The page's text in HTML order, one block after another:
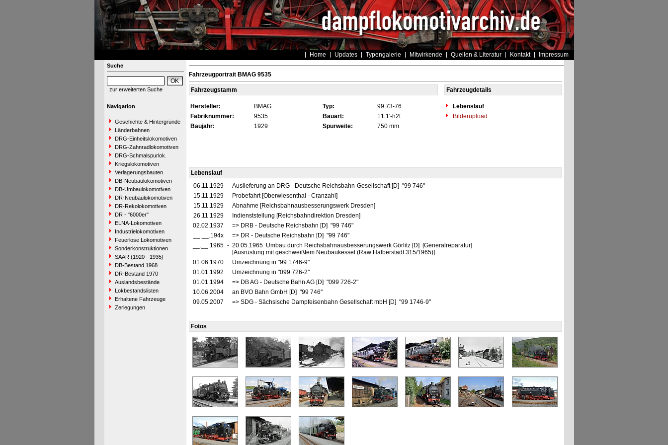
Home Updates Typengalerie Mitwirkende Quellen & Literatur Kontakt Impressum
Suche
zur erweiterten Suche
Navigation
Geschichte & Hintergründe
Länderbahnen
DRG-Einheitslokomotiven
DRG-Zahnradlokomotiven
DRG-Schmalspurlok.
Kriegslokomotiven
Verlagerungsbauten
DB-Neubaulokomotiven
DB-Umbaulokomotiven
DR-Neubaulokomotiven
DR-Rekolokomotiven
DR - "6000er"
ELNA-Lokomotiven
Industrielokomotiven
Feuerlose Lokomotiven
Sonderkonstruktionen
SAAR (1920 - 1935)
DB-Bestand 1968
DR-Bestand 1970
Auslandsbestände
Lokbestandslisten
Erhaltene Fahrzeuge
Zerlegungen
Fahrzeugportrait BMAG 9535
Fahrzeugstamm Fahrzeugdetails
Hersteller: BMAG Typ: 99.73-76
Lebenslauf
Fabriknummer:
9535 Bauart: 1'E1'-h2t
Bilderupload
Baujahr:
1929 Spurweite: 750 mm
Lebenslauf
06.11.1929
Auslieferung an DRG - Deutsche Reichsbahn-Gesellschaft [D] "99 746"
15.11.1929
Probefahrt [Oberwiesenthal - Cranzahl]
15.11.1929
Abnahme [Reichsbahnausbesserungswerk Dresden]
26.11.1929
Indienststellung [Reichsbahndirektion Dresden]
02.02.1937
=> DRB - Deutsche Reichsbahn [D] "99 746"
__.__.194x
=> DR - Deutsche Reichsbahn [D] "99 746"
__.__.1965 - 20.05.1965 Umbau durch Reichsbahnausbesserungswerk Görlitz [D] [Generalreparatur]
[Ausrüstung mit geschweißtem Neubaukessel (Raw Halberstadt 315/1965)]
01.06.1970
Umzeichnung in "99 1746-9"
01.01.1992
Umzeichnung in "099 726-2"
01.01.1994
=> DB AG - Deutsche Bahn AG [D] "099 726-2"
10.06.2004
an BVO Bahn GmbH [D] "99 746"
09.05.2007
=> SDG - Sächsische Dampfeisenbahn Gesellschaft mbH [D] "99 1746-9"
Fotos